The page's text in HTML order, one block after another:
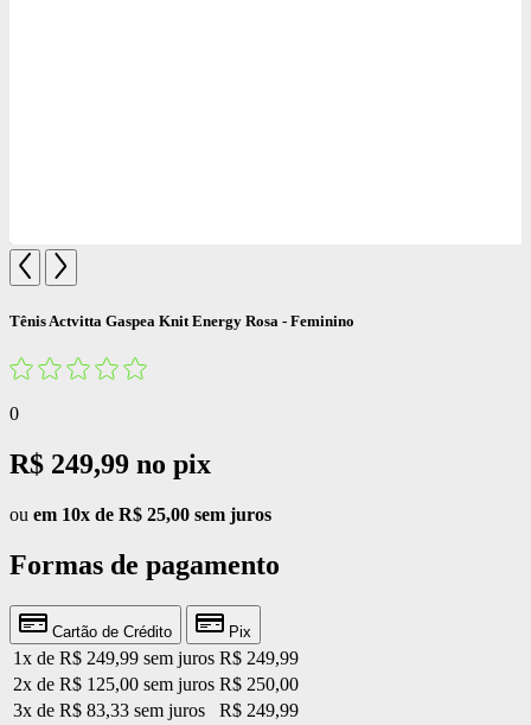
Tênis Actvitta Gaspea Knit Energy Rosa - Feminino
0
R$ 249,99 no pix
ou em 10x de R$ 25,00 sem juros
Formas de pagamento
Cartão de Crédito Pix
1x de R$ 249,99 sem juros R$ 249,99
2x de R$ 125,00 sem juros R$ 250,00
3x de R$ 83,33 sem juros
R$ 249,99